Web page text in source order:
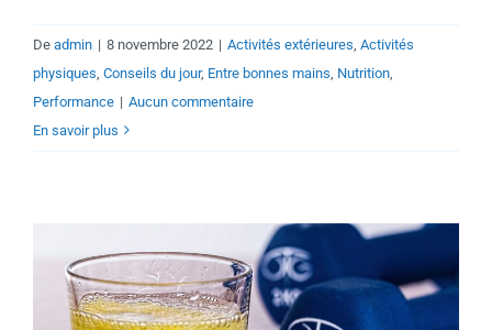
De admin | 8 novembre 2022 | Activités extérieures Activités
physiques Conseils du jour, Entre bonnes mains Nutrition
Performance | Aucun commentaire
En savoir plus